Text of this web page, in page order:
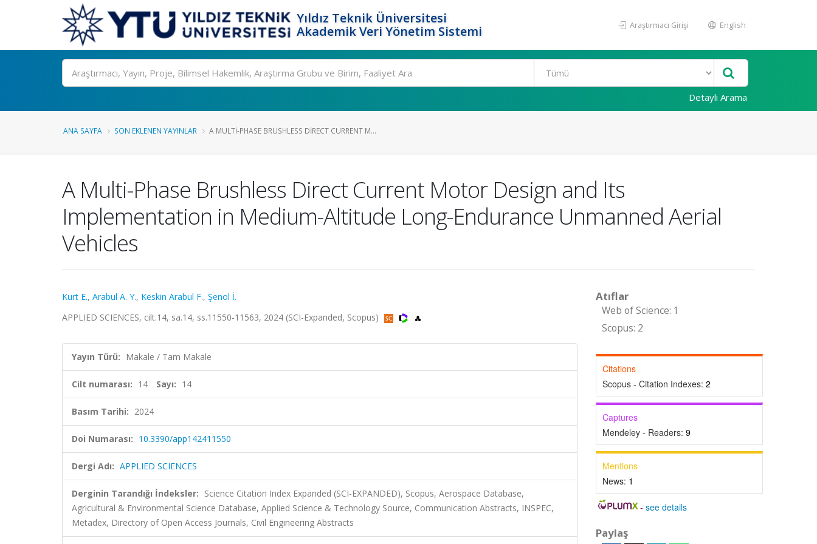
Yıldız Teknik Üniversitesi
Akademik Veri Yönetim Sistemi
Araştırmacı Girişi English
Ara
Detaylı Arama
ANA SAYFA SON EKLENEN YAYINLAR A MULTI-PHASE BRUSHLESS DIRECT CURRENT M...
A Multi-Phase Brushless Direct Current Motor Design and Its
Implementation in Medium-Altitude Long-Endurance Unmanned Aerial
Vehicles
Kurt E., Arabul A. Y., Keskin Arabul F., Şenol İ.
APPLIED SCIENCES, cilt.14, sa.14, ss.11550-11563, 2024 (SCI-Expanded, Scopus)
Yayın Türü: Makale / Tam Makale
Cilt numarası: 14 Sayı: 14
Basım Tarihi: 2024
Doi Numarası: 10.3390/app142411550
Dergi Adı: APPLIED SCIENCES
Derginin Tarandığı İndeksler: Science Citation Index Expanded (SCI-EXPANDED), Scopus, Aerospace Database,
Agricultural & Environmental Science Database, Applied Science & Technology Source, Communication Abstracts, INSPEC,
Metadex, Directory of Open Access Journals, Civil Engineering Abstracts
Atıflar
Web of Science: 1
Scopus: 2
Citations
Scopus - Citation Indexes: 2
Captures
Mendeley - Readers: 9
Mentions
News: 1
-see details
Paylaş